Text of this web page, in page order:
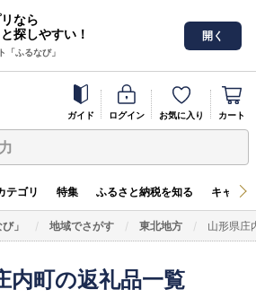
なら
探しやすい！
「ふるなび」
開く
ガイド ログイン お気に入り カート
テゴリ 特集 ふるさと納税を知る キャン
」 地域でさがす 東北地方 山形県庄
内町の返礼品一覧